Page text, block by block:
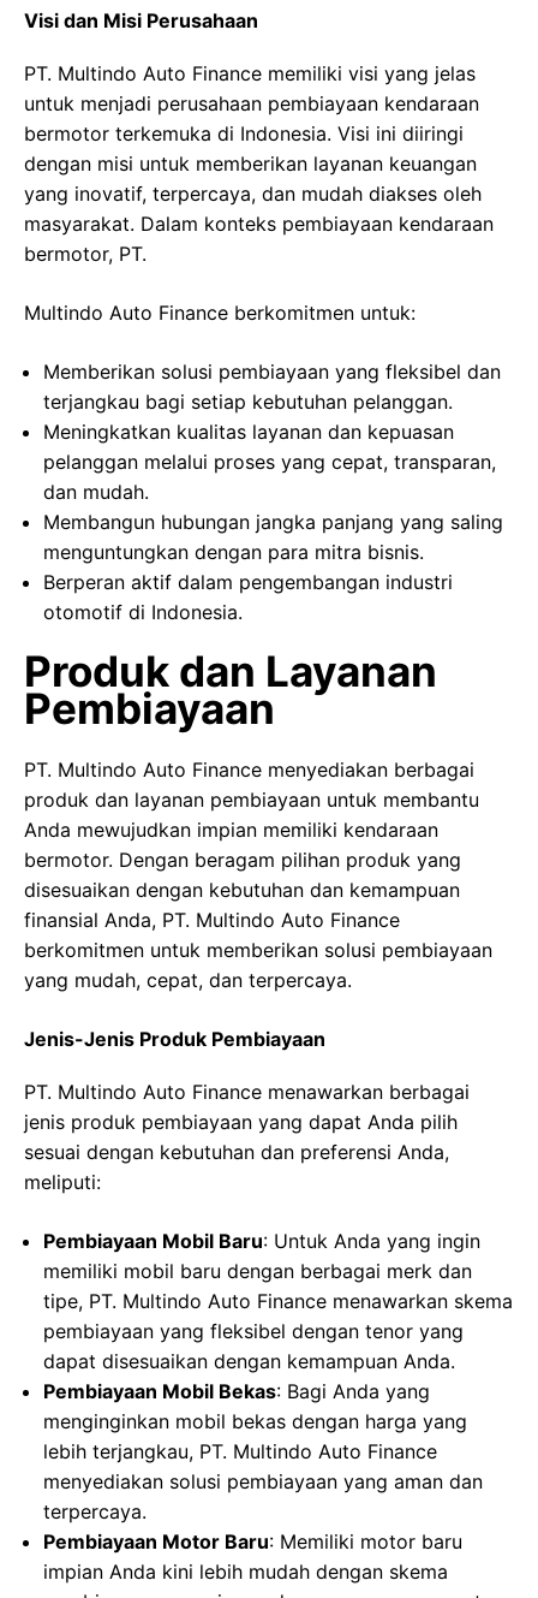
Visi dan Misi Perusahaan
PT. Multindo Auto Finance memiliki visi yang jelas
untuk menjadi perusahaan pembiayaan kendaraan
bermotor terkemuka di Indonesia. Visi ini diiringi
dengan misi untuk memberikan layanan keuangan
yang inovatif, terpercaya, dan mudah diakses oleh
masyarakat. Dalam konteks pembiayaan kendaraan
bermotor, PT.
Multindo Auto Finance berkomitmen untuk:
Memberikan solusi pembiayaan yang fleksibel dan
terjangkau bagi setiap kebutuhan pelanggan.
Meningkatkan kualitas layanan dan kepuasan
pelanggan melalui proses yang cepat, transparan,
dan mudah.
Membangun hubungan jangka panjang yang saling
menguntungkan dengan para mitra bisnis.
Berperan aktif dalam pengembangan industri
otomotif di Indonesia.
Produk dan Layanan
Pembiayaan
PT. Multindo Auto Finance menyediakan berbagai
produk dan layanan pembiayaan untuk membantu
Anda mewujudkan impian memiliki kendaraan
bermotor. Dengan beragam pilihan produk yang
disesuaikan dengan kebutuhan dan kemampuan
finansial Anda, PT. Multindo Auto Finance
berkomitmen untuk memberikan solusi pembiayaan
yang mudah, cepat, dan terpercaya.
Jenis-Jenis Produk Pembiayaan
PT. Multindo Auto Finance menawarkan berbagai
jenis produk pembiayaan yang dapat Anda pilih
sesuai dengan kebutuhan dan preferensi Anda,
meliputi:
Pembiayaan Mobil Baru: Untuk Anda yang ingin
memiliki mobil baru dengan berbagai merk dan
tipe, PT. Multindo Auto Finance menawarkan skema
pembiayaan yang fleksibel dengan tenor yang
dapat disesuaikan dengan kemampuan Anda.
Pembiayaan Mobil Bekas: Bagi Anda yang
menginginkan mobil bekas dengan harga yang
lebih terjangkau, PT. Multindo Auto Finance
menyediakan solusi pembiayaan yang aman dan
terpercaya.
Pembiayaan Motor Baru: Memiliki motor baru
impian Anda kini lebih mudah dengan skema